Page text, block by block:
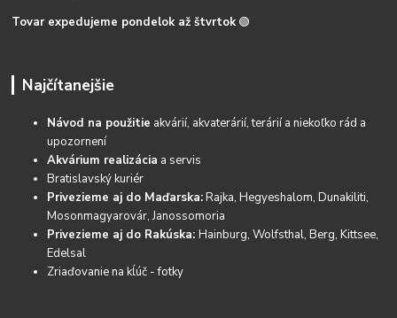
Tovar expedujeme pondelok až štvrtok 🟢
Najčítanejšie
Návod na použitie akvárií, akvaterárií, terárií a niekoľko rád a
upozornení
Akvárium realizácia a servis
Bratislavský kuriér
Privezieme aj do Maďarska:Rajka, Hegyeshalom, Dunakiliti,
Mosonmagyarovár, Janossomoria
Privezieme aj do Rakúska:Hainburg, Wolfsthal, Berg, Kittsee,
Edelsal
Zriaďovanie na kĺúč - fotky